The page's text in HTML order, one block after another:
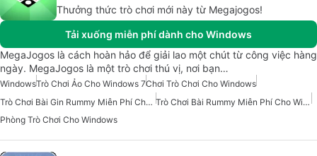
Thưởng thức trò chơi mới này từ Megajogos!
Tải xuống miễn phí dành cho Windows
MegaJogos là cách hoàn hảo để giải lao một chút từ công việc hàng
ngày. MegaJogos là một trò chơi thú vị, nơi bạn…
WindowsTrò Chơi Ảo Cho Windows 7Chơi Trò Chơi Cho Windows
Trò Chơi Bài Gin Rummy Miễn Phí Cho Windows
Trò Chơi Bài Rummy Miễn Phí Cho Windows
Phòng Trò Chơi Cho Windows